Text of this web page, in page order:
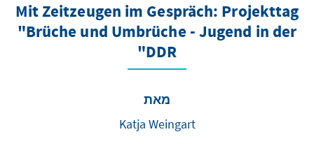
Mit Zeitzeugen im Gespräch: Projekttag
"Brüche und Umbrüche - Jugend in der
DDR"
מאת
Katja Weingart